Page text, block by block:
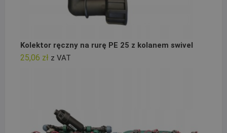
Kolektor ręczny na rurę PE 25 z kolanem swivel
25,06 zł z VAT